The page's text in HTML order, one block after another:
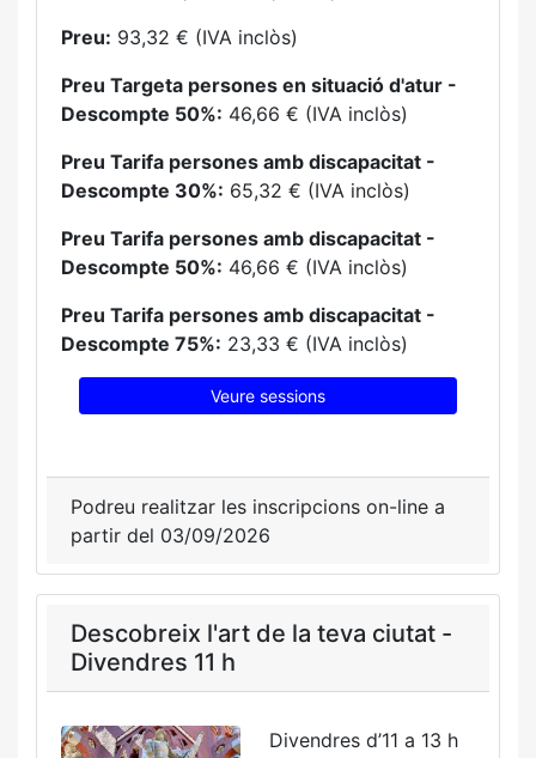
Preu: 93,32 € (IVA inclòs)
Preu Targeta persones en situació d'atur -
Descompte 50%: 46,66 € (IVA inclòs)
Preu Tarifa persones amb discapacitat -
Descompte 30%: 65,32 € (IVA inclòs)
Preu Tarifa persones amb discapacitat -
Descompte 50%: 46,66 € (IVA inclòs)
Preu Tarifa persones amb discapacitat -
Descompte 75%: 23,33 € (IVA inclòs)
Veure sessions
Podreu realitzar les inscripcions on-line a
partir del 03/09/2026
Descobreix l'art de la teva ciutat -
Divendres 11 h
Divendres d’11 a 13 h